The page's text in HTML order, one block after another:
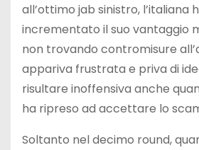
all’ottimo jab sinistro, l’italiana
incrementato il suo vantaggio
non trovando contromisure
appariva frustrata e priva di
risultare inoffensiva anche
ha ripreso ad accettare lo
Soltanto nel decimo round,